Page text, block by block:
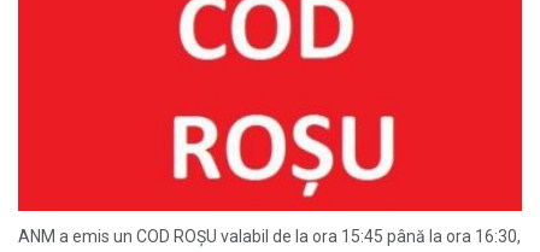
ANM a emis un COD ROȘU valabil de la ora 15:45 până la ora 16:30,